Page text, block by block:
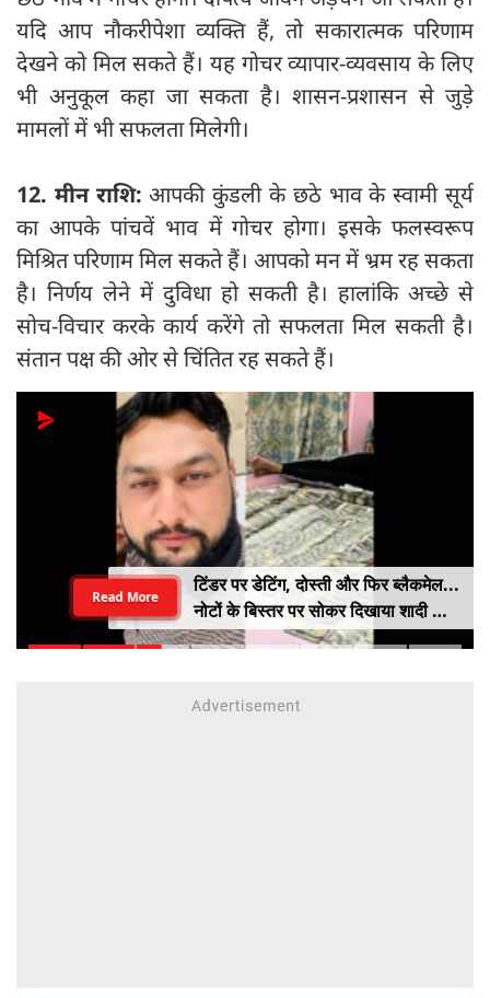
यदि आप नौकरीपेशा व्यक्ति हैं, तो सकारात्मक परिणाम
देखने को मिल सकते हैं। यह गोचर व्यापार-व्यवसाय के लिए
भी अनुकूल कहा जा सकता है। शासन-प्रशासन से जुड़े
मामलों में भी सफलता मिलेगी।
12. मीन राशि:आपकी कुंडली के छठे भाव के स्वामी सूर्य
का आपके पांचवें भाव में गोचर होगा। इसके फलस्वरूप
मिश्रित परिणाम मिल सकते हैं। आपको मन में भ्रम रह सकता
है। निर्णय लेने में दुविधा हो सकती है। हालांकि अच्‍छे से
सोच-विचार करके कार्य करेंगे तो सफलता मिल सकती है।
संतान पक्ष की ओर से चिंतित रह सकते हैं।
टिंडर पर डेटिंग, दोस्ती और फिर ब्लैकमेल...
नोटों के बिस्तर पर सोकर दिखाया शादी का
सपना, लूट लिए 6 करोड़ रुपए
Read More